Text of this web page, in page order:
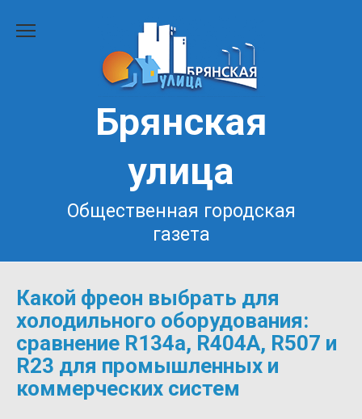
Брянская
улица
Общественная городская
газета
Какой фреон выбрать для
холодильного оборудования:
сравнение R134a, R404A, R507 и
R23 для промышленных и
коммерческих систем